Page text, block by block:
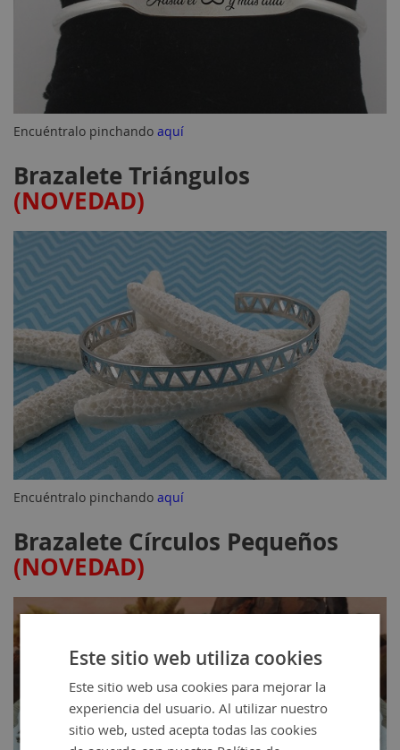
Encuéntralo pinchando aquí
Brazalete Triángulos
(NOVEDAD)
Encuéntralo pinchando aquí
Brazalete Círculos Pequeños
(NOVEDAD)
Este sitio web utiliza cookies
Este sitio web usa cookies para mejorar la
experiencia del usuario. Al utilizar nuestro
sitio web, usted acepta todas las cookies